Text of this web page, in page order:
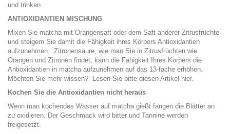
und trinken.
ANTIOXIDANTIEN MISCHUNG
Mixen Sie matcha mit Orangensaft oder dem Saft anderer Zitrusfrüchte
und steigern Sie damit die Fähigkeit ihres Körpers Antioxidantien
aufzunehmen. Zitronensäure, wie man Sie in Zitrusfrüchten wie
Orangen und Zitronen findet, kann die Fähigkeit Ihres Körpers die
Antioxidantien in matcha aufzunehmen auf das 13-fache erhöhen.
Möchten Sie mehr wissen? Lesen Sie bitte diesen Artikel hier.
Kochen Sie die Antioxidantien nicht heraus
Wenn man kochendes Wasser auf matcha gießt fangen die Blätter an
zu oxidieren. Der Geschmack wird bitter und Tannine werden
freigesetzt.